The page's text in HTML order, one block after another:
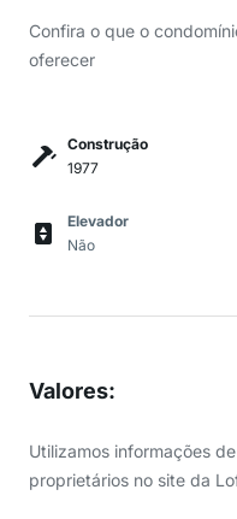
Confira o que o
oferecer
Construção
1977
Elevador
Não
Valores:
Utilizamos informações
proprietários no site da